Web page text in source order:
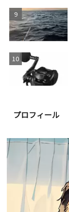
プロフィール